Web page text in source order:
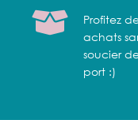
Profitez
achats
soucier
port :)